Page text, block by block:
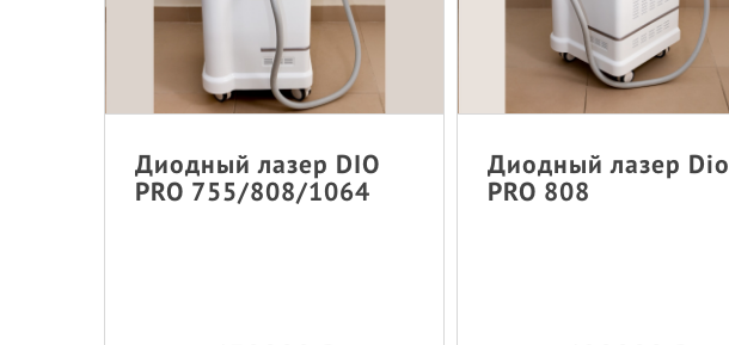
Диодный лазер DIO
PRO 755/808/1064
Диодный лазер Dio
PRO 808